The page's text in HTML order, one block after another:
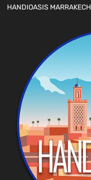
HANDIOASIS MARRAKECH